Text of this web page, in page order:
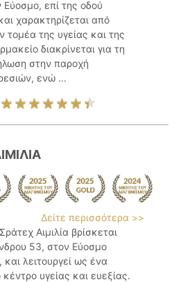
Εύοσμο, επί της οδού
χαρακτηρίζεται από
τομέα της υγείας και της
διακρίνεται για τη
στην παροχή
ενώ ...
Δείτε περισσότερα >>
Αιμιλία βρίσκεται
53, στον Εύοσμο
λειτουργεί ως ένα
υγείας και ευεξίας.